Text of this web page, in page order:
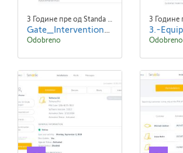
3 Године пре од Standa Blaha
Gate_Intervention_1024x768.jpg
Odobreno Odobreno